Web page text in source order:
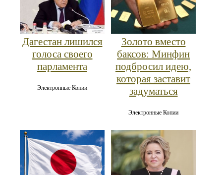
Дагестан лишился
голоса своего
парламента
Электронные Копии
Золото вместо
баксов: Минфин
подбросил идею,
которая заставит
задуматься
Электронные Копии